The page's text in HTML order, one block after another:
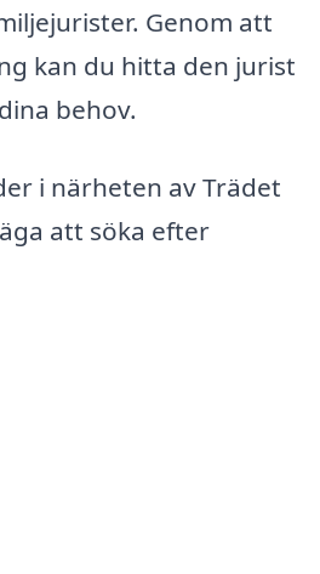
Genom att
kan du hitta den jurist
behov.
i närheten av Trädet
att söka efter